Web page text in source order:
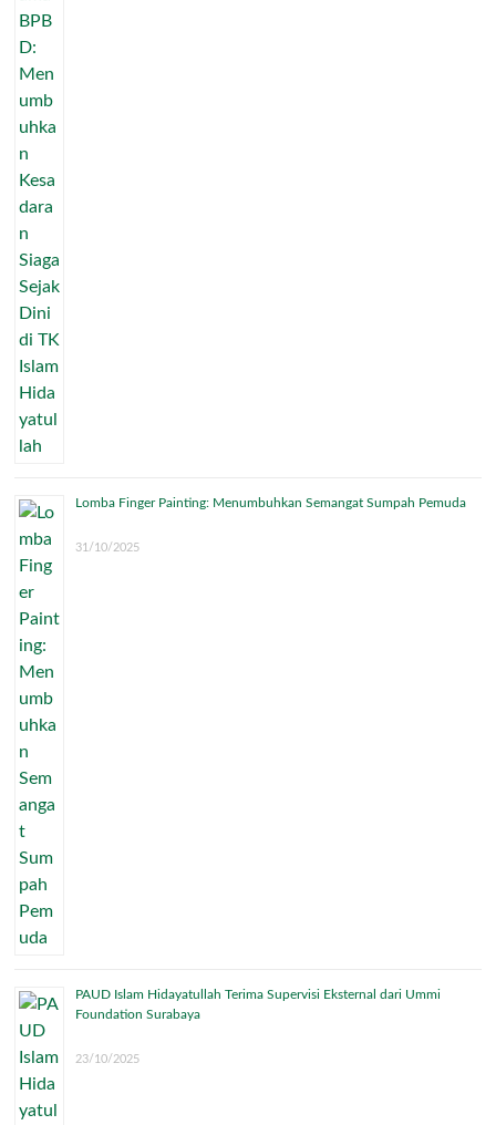
Lomba Finger Painting: Menumbuhkan Semangat Sumpah Pemuda
31/10/2025
PAUD Islam Hidayatullah Terima Supervisi Eksternal dari Ummi
Foundation Surabaya
23/10/2025